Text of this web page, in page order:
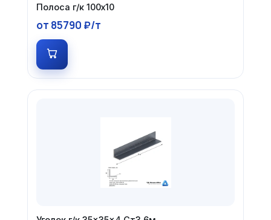
Полоса г/к 100х10
от 85790 ₽/т